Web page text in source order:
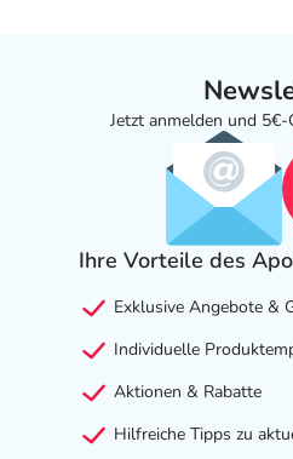
Jetzt anmelden und 5€-
Ihre Vorteile des
Exklusive Angebote &
Individuelle
Aktionen & Rabatte
Hilfreiche Tipps zu